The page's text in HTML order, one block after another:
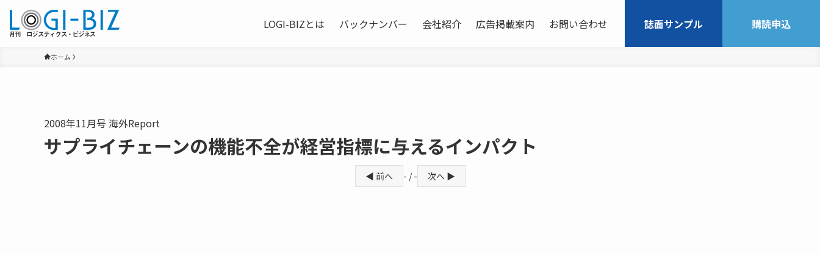
LOGI-BIZとは バックナンバー 会社紹介 広告掲載案内 お問い合わせ 誌面サンプル 購読申込
ホーム
2008年11月号 海外Report
サプライチェーンの機能不全が経営指標に与えるインパクト
◀ 前へ - / - 次へ ▶